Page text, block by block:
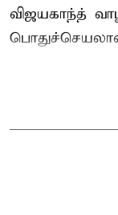
விஜயகாந்த்